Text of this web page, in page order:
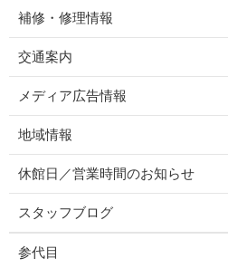
補修・修理情報
交通案内
メディア広告情報
地域情報
休館日／営業時間のお知らせ
スタッフブログ
参代目